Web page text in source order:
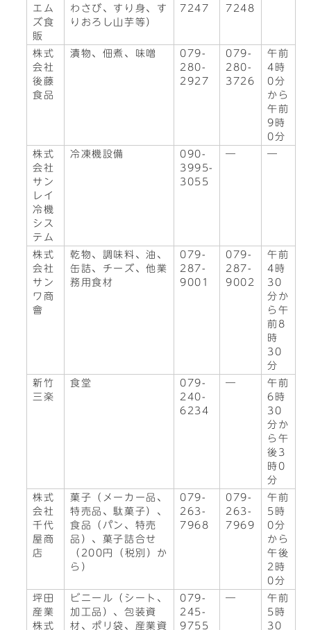
エム
ズ食
販
わさび、すり身、す
りおろし山芋等）
7247
7248
株式
会社
後藤
食品
漬物、佃煮、味噌
079-
280-
2927
079-
280-
3726
午前
4時
0分
から
午前
9時
0分
株式
会社
サン
レイ
冷機
シス
テム
冷凍機設備
090-
3995-
3055
― ―
株式
会社
サン
ワ商
會
乾物、調味料、油、
缶詰、チーズ、他業
務用食材
079-
287-
9001
079-
287-
9002
午前
4時
30
分か
ら午
前8
時
30
分
新竹
三楽
食堂
079-
240-
6234
―
午前
6時
30
分か
ら午
後3
時0
分
株式
会社
千代
屋商
店
菓子（メーカー品、
特売品、駄菓子）、
食品（パン、特売
品）、菓子詰合せ
（200円（税別）か
ら）
079-
263-
7968
079-
263-
7969
午前
5時
0分
から
午後
2時
0分
坪田
産業
株式
ビニール（シート、
加工品）、包装資
材、ポリ袋、産業資
079-
245-
9755
―
午前
5時
30